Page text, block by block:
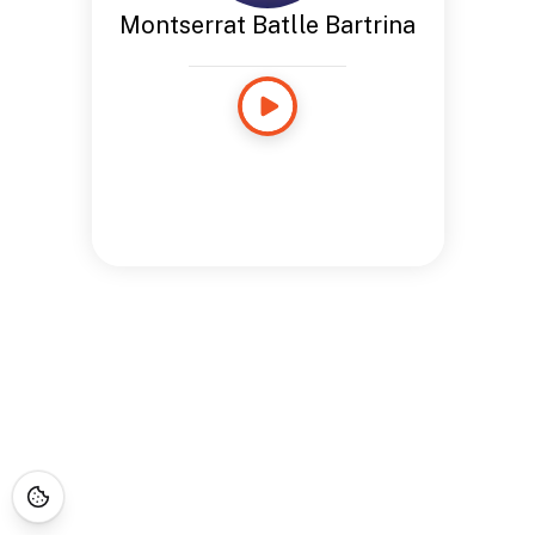
Montserrat Batlle Bartrina